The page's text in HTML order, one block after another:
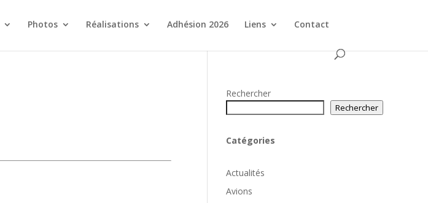
Photos Réalisations Adhésion 2026 Liens Contact
Rechercher
Rechercher
Catégories
Actualités
Avions